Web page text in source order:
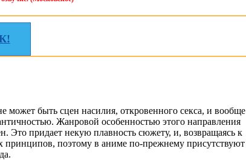
может быть сцен насилия, откровенного секса, и вообще
Жанровой особенностью этого направления
Это придает некую плавность сюжету, и, возвращаясь к
принципов, поэтому в аниме по-прежнему присутствуют